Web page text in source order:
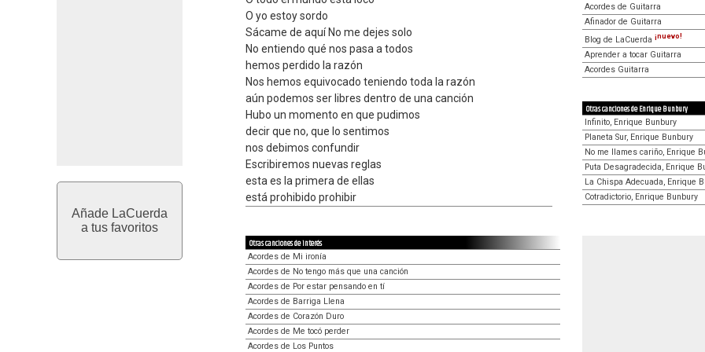
Añade LaCuerda
a tus favoritos
O yo estoy sordo
Sácame de aquí No me dejes solo
No entiendo qué nos pasa a todos
hemos perdido la razón
Nos hemos equivocado teniendo toda la razón
aún podemos ser libres dentro de una canción
Hubo un momento en que pudimos
decir que no, que lo sentimos
nos debimos confundir
Escribiremos nuevas reglas
esta es la primera de ellas
está prohibido prohibir
Acordes de Guitarra
Afinador de Guitarra
Blog de LaCuerda ¡nuevo!
Aprender a tocar Guitarra
Acordes Guitarra
Otras canciones de Enrique Bunbury
Infinito, Enrique Bunbury
Planeta Sur, Enrique Bunbury
No me llames cariño, Enrique
Puta Desagradecida, Enrique
La Chispa Adecuada, Enrique
Cotradictorio, Enrique Bunbury
Otras canciones de interés
Acordes de Mi ironía
Acordes de No tengo más que una canción
Acordes de Por estar pensando en tí
Acordes de Barriga Llena
Acordes de Corazón Duro
Acordes de Me tocó perder
Acordes de Los Puntos